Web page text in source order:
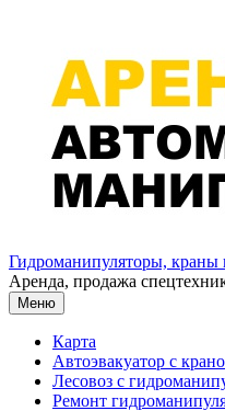
Гидроманипуляторы, краны
Аренда, продажа
Меню
Карта
Автоэвакуатор с
Лесовоз с
Ремонт